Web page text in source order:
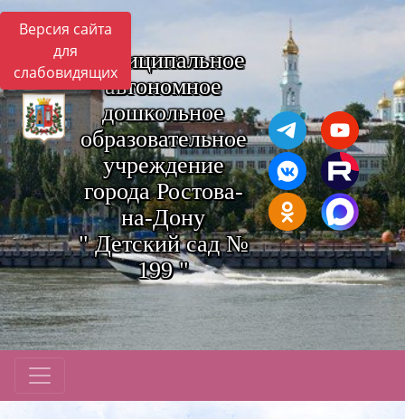
Версия сайта
для
слабовидящихМуниципальное
автономное
дошкольное
образовательное
учреждение
города Ростова-
на-Дону
" Детский сад №
199 "